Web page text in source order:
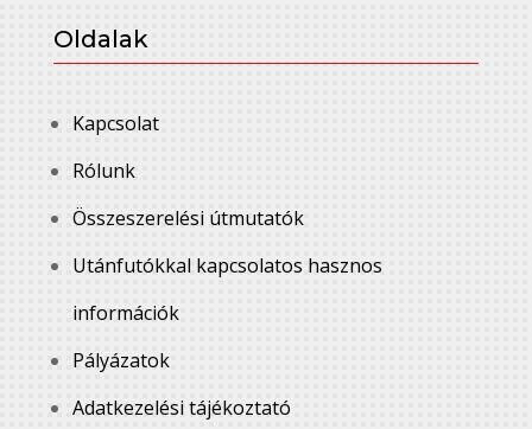
Oldalak
Kapcsolat
Rólunk
Összeszerelési útmutatók
Utánfutókkal kapcsolatos hasznos
információk
Pályázatok
Adatkezelési tájékoztató